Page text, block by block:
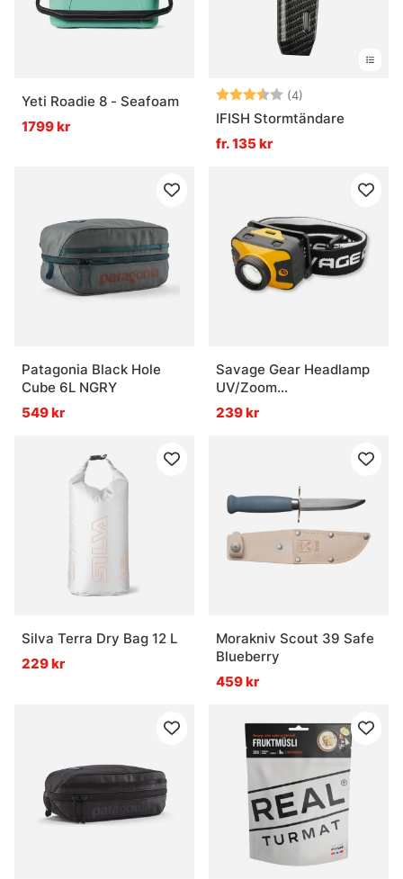
Yeti Roadie 8 - Seafoam
1799 kr
Betyg: (4)
IFISH Stormtändare
fr. 135 kr
Patagonia Black Hole
Cube 6L NGRY
549 kr
Savage Gear Headlamp
UV/Zoom
5W/400Lumens
239 kr
Silva Terra Dry Bag 12 L
229 kr
Morakniv Scout 39 Safe
Blueberry
459 kr